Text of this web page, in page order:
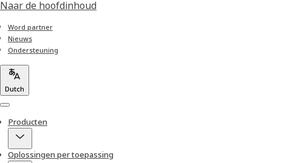
Naar de hoofdinhoud
Word partner
Nieuws
Ondersteuning
Dutch
Menu
Producten
Oplossingen per toepassing